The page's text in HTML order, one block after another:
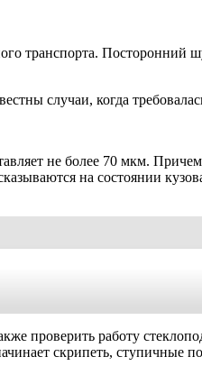
транспорта. Посторонний
случаи, когда
не более 70 мкм.
на состоянии
проверить работу
скрипеть, ступичные